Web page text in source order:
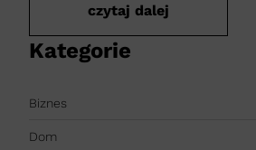
czytaj dalej
Kategorie
Biznes
Dom